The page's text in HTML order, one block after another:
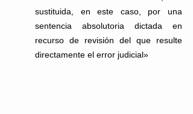
sustituida, en este caso, por una
sentencia absolutoria dictada en
recurso de revisión del que resulte
directamente el error judicial»